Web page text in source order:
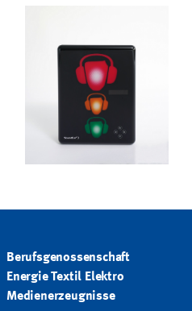
Berufsgenossenschaft
Energie Textil Elektro
Medienerzeugnisse